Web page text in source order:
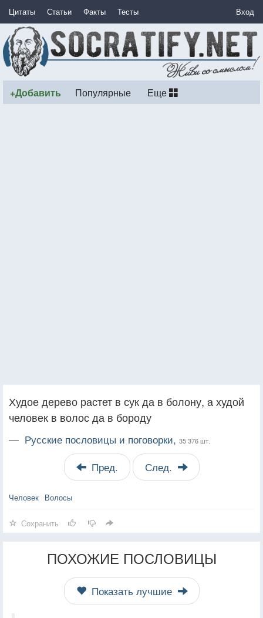
Цитаты Статьи Факты Тесты Вход
+Добавить Популярные Еще
Худое дерево растет в сук да в болону, а худой
человек в волос да в бороду
— Русские пословицы и поговорки, 35 376 шт.
Пред. След.
Человек Волосы
Сохранить
ПОХОЖИЕ ПОСЛОВИЦЫ
Показать лучшие